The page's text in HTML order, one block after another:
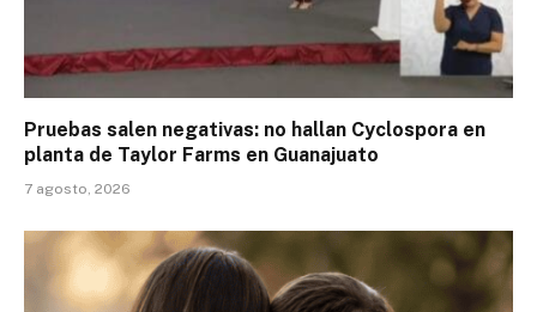
Pruebas salen negativas: no hallan Cyclospora en
planta de Taylor Farms en Guanajuato
7 agosto, 2026